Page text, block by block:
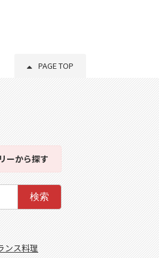
PAGE TOP
ーから探す
検索
ンス料理